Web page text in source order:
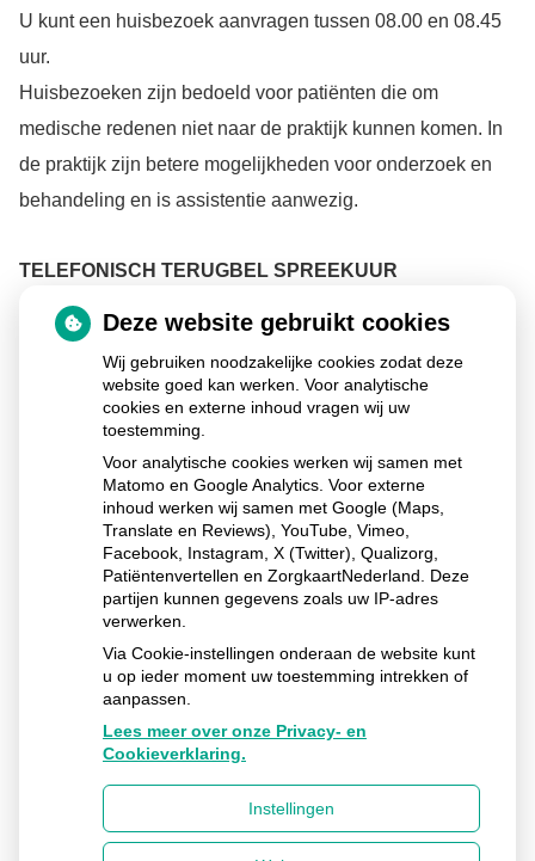
U kunt een huisbezoek aanvragen tussen 08.00 en 08.45
uur.
Huisbezoeken zijn bedoeld voor patiënten die om
medische redenen niet naar de praktijk kunnen komen. In
de praktijk zijn betere mogelijkheden voor onderzoek en
behandeling en is assistentie aanwezig.
TELEFONISCH TERUGBEL SPREEKUUR
Het telefonisch spreekuur is bedoeld voor korte medische
adviezen en het opvragen van uitslagen.
Alle huisartsen hebben een terugbelspreekuur. U kunt
hiervoor een afspraak maken bij de assistente. U wordt
15.00 uur, indien mogelijk belt de arts u eerder die dag.
Huisartsenmaatschap Trynwalden
Oentsjerk
Uw Zorg Online
Deze website gebruikt cookies
Wij gebruiken noodzakelijke cookies zodat deze
website goed kan werken. Voor analytische
cookies en externe inhoud vragen wij uw
toestemming.
Voor analytische cookies werken wij samen met
Matomo en Google Analytics. Voor externe
inhoud werken wij samen met Google (Maps,
Translate en Reviews), YouTube, Vimeo,
Facebook, Instagram, X (Twitter), Qualizorg,
Patiëntenvertellen en ZorgkaartNederland. Deze
partijen kunnen gegevens zoals uw IP-adres
verwerken.
Via Cookie-instellingen onderaan de website kunt
u op ieder moment uw toestemming intrekken of
aanpassen.
Lees meer over onze Privacy- en
Cookieverklaring.
Instellingen